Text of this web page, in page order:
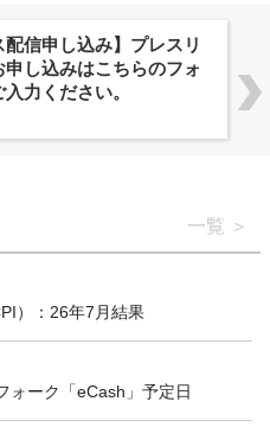
、アジア最大級のグロ
カンファレンス
」とのコラボレーショ
一覧
）：26年7月結果
ォーク「eCash」予定日